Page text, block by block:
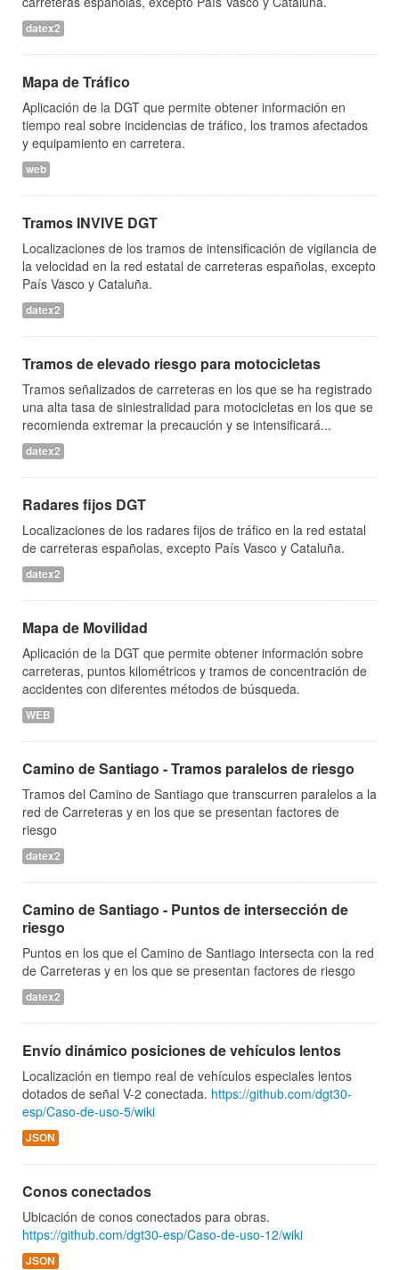
datex2
Mapa de Tráfico
Aplicación de la DGT que permite obtener información en
tiempo real sobre incidencias de tráfico, los tramos afectados
y equipamiento en carretera.
web
Tramos INVIVE DGT
Localizaciones de los tramos de intensificación de vigilancia de
la velocidad en la red estatal de carreteras españolas, excepto
País Vasco y Cataluña.
datex2
Tramos de elevado riesgo para motocicletas
Tramos señalizados de carreteras en los que se ha registrado
una alta tasa de siniestralidad para motocicletas en los que se
recomienda extremar la precaución y se intensificará...
datex2
Radares fijos DGT
Localizaciones de los radares fijos de tráfico en la red estatal
de carreteras españolas, excepto País Vasco y Cataluña.
datex2
Mapa de Movilidad
Aplicación de la DGT que permite obtener información sobre
carreteras, puntos kilométricos y tramos de concentración de
accidentes con diferentes métodos de búsqueda.
WEB
Camino de Santiago - Tramos paralelos de riesgo
Tramos del Camino de Santiago que transcurren paralelos a la
red de Carreteras y en los que se presentan factores de
riesgo
datex2
Camino de Santiago - Puntos de intersección de
riesgo
Puntos en los que el Camino de Santiago intersecta con la red
de Carreteras y en los que se presentan factores de riesgo
datex2
Envío dinámico posiciones de vehículos lentos
Localización en tiempo real de vehículos especiales lentos
dotados de señal V-2 conectada. https://github.com/dgt30-
esp/Caso-de-uso-5/wiki
JSON
Conos conectados
Ubicación de conos conectados para obras.
https://github.com/dgt30-esp/Caso-de-uso-12/wiki
JSON